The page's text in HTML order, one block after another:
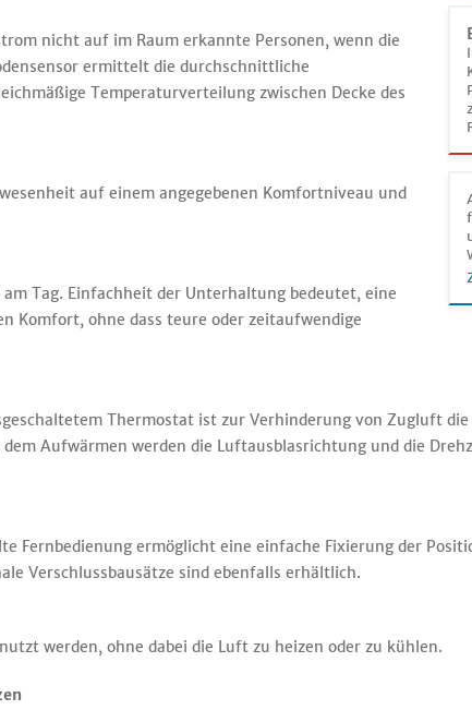
nicht auf im Raum erkannte Personen, wenn die
ermittelt die durchschnittliche
Temperaturverteilung zwischen Decke des
auf einem angegebenen Komfortniveau und
Tag. Einfachheit der Unterhaltung bedeutet, eine
Komfort, ohne dass teure oder zeitaufwendige
Thermostat ist zur Verhinderung von Zugluft
Aufwärmen werden die Luftausblasrichtung und die
Fernbedienung ermöglicht eine einfache Fixierung der
Verschlussbausätze sind ebenfalls erhältlich.
werden, ohne dabei die Luft zu heizen oder zu kühlen.